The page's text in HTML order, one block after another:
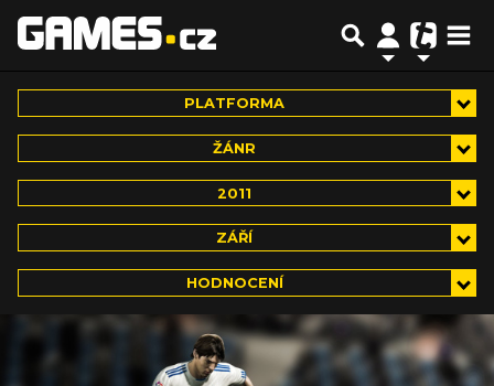
PLATFORMA
ŽÁNR
2011
ZÁŘÍ
HODNOCENÍ